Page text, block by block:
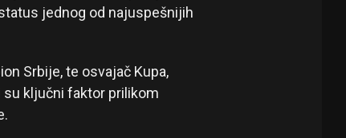
jednog od najuspešnijih
Srbije, te osvajač Kupa,
su ključni faktor prilikom